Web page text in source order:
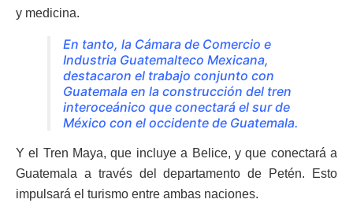
y medicina.
En tanto, la Cámara de Comercio e
Industria Guatemalteco Mexicana,
destacaron el trabajo conjunto con
Guatemala en la construcción del tren
interoceánico que conectará el sur de
México con el occidente de Guatemala.
Y el Tren Maya, que incluye a Belice, y que conectará a
Guatemala a través del departamento de Petén. Esto
impulsará el turismo entre ambas naciones.